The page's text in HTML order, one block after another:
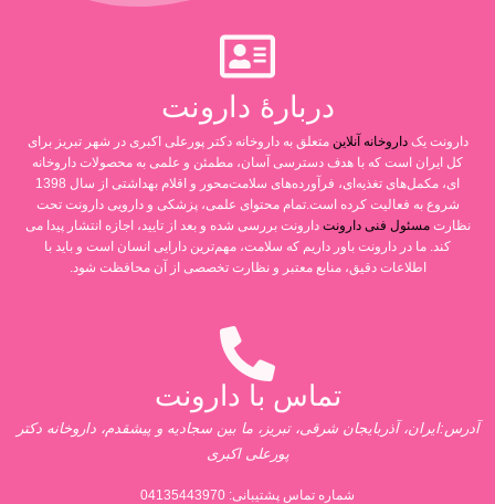
دربارۀ دارونت
دارونت یکداروخانه آنلاین متعلق به داروخانه دکتر پورعلی اکبری در شهر تبریز برای
کل ایران است که با هدف دسترسی آسان، مطمئن و علمی به محصولات داروخانه
ای، مکمل‌های تغذیه‌ای، فرآورده‌های سلامت‌محور و اقلام بهداشتی از سال 1398
شروع به فعالیت کرده است.تمام محتوای علمی، پزشکی و دارویی دارونت تحت
نظارتمسئول فنی دارونت دارونت بررسی شده و بعد از تایید، اجازه انتشار پیدا می
کند. ما در دارونت باور داریم که سلامت، مهم‌ترین دارایی انسان است و باید با
اطلاعات دقیق، منابع معتبر و نظارت تخصصی از آن محافظت شود.
تماس با دارونت
آدرس:ایران، آذربایجان شرقی، تبریز، ما بین سجادیه و پیشقدم، داروخانه دکتر
پورعلی اکبری
شماره تماس پشتیبانی: 04135443970